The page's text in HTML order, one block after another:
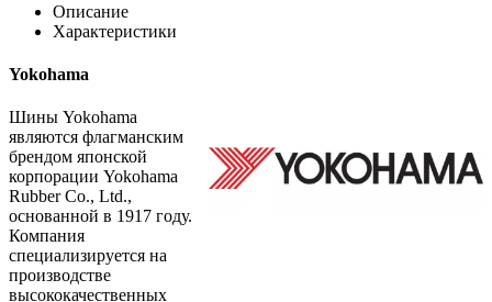
Описание
Характеристики
Yokohama
Шины Yokohama
являются флагманским
брендом японской
корпорации Yokohama
Rubber Co., Ltd.,
основанной в 1917 году.
Компания
специализируется на
производстве
высококачественных